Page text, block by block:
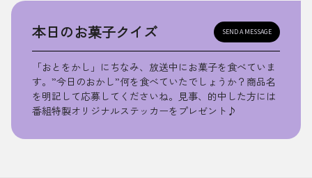
本日のお菓子クイズ SEND A MESSAGE
「おとをかし」にちなみ、放送中にお菓子を食べていま
す。”今日のおかし”何を食べていたでしょうか？商品名
を明記して応募してくださいね。見事、的中した方には
番組特製オリジナルステッカーをプレゼント♪